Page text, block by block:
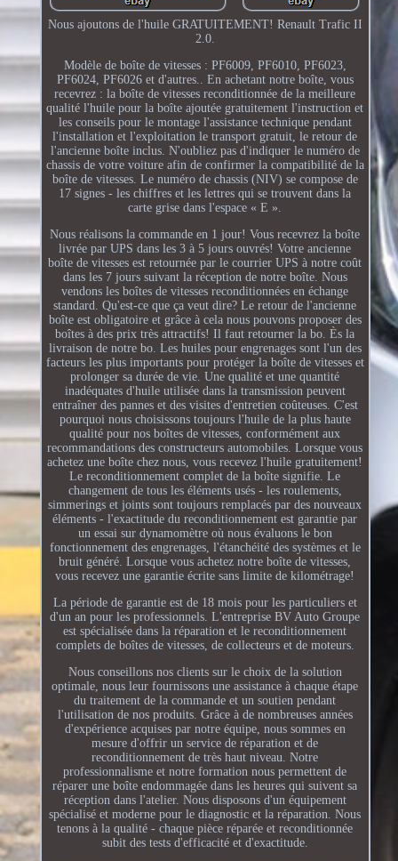
Nous ajoutons de l'huile GRATUITEMENT! Renault Trafic II
2.0.
Modèle de boîte de vitesses : PF6009, PF6010, PF6023,
PF6024, PF6026 et d'autres.. En achetant notre boîte, vous
recevrez : la boîte de vitesses reconditionnée de la meilleure
qualité l'huile pour la boîte ajoutée gratuitement l'instruction et
les conseils pour le montage l'assistance technique pendant
l'installation et l'exploitation le transport gratuit, le retour de
l'ancienne boîte inclus. N'oubliez pas d'indiquer le numéro de
chassis de votre voiture afin de confirmer la compatibilité de la
boîte de vitesses. Le numéro de chassis (NIV) se compose de
17 signes - les chiffres et les lettres qui se trouvent dans la
carte grise dans l'espace « E ».
Nous réalisons la commande en 1 jour! Vous recevrez la boîte
livrée par UPS dans les 3 à 5 jours ouvrés! Votre ancienne
boîte de vitesses est retournée par le courrier UPS à notre coût
dans les 7 jours suivant la réception de notre boîte. Nous
vendons les boîtes de vitesses reconditionnées en échange
standard. Qu'est-ce que ça veut dire? Le retour de l'ancienne
boîte est obligatoire et grâce à cela nous pouvons proposer des
boîtes à des prix très attractifs! Il faut retourner la bo. Ès la
livraison de notre bo. Les huiles pour engrenages sont l'un des
facteurs les plus importants pour protéger la boîte de vitesses et
prolonger sa durée de vie. Une qualité et une quantité
inadéquates d'huile utilisée dans la transmission peuvent
entraîner des pannes et des visites d'entretien coûteuses. C'est
pourquoi nous choisissons toujours l'huile de la plus haute
qualité pour nos boîtes de vitesses, conformément aux
recommandations des constructeurs automobiles. Lorsque vous
achetez une boîte chez nous, vous recevez l'huile gratuitement!
Le reconditionnement complet de la boîte signifie. Le
changement de tous les éléments usés - les roulements,
simmerings et joints sont toujours remplacés par des nouveaux
éléments - l'exactitude du reconditionnement est garantie par
un essai sur dynamomètre où nous évaluons le bon
fonctionnement des engrenages, l'étanchéité des systèmes et le
bruit généré. Lorsque vous achetez notre boîte de vitesses,
vous recevez une garantie écrite sans limite de kilométrage!
La période de garantie est de 18 mois pour les particuliers et
d'un an pour les professionnels. L'entreprise BV Auto Groupe
est spécialisée dans la réparation et le reconditionnement
complets de boîtes de vitesses, de collecteurs et de moteurs.
Nous conseillons nos clients sur le choix de la solution
optimale, nous leur fournissons une assistance à chaque étape
du traitement de la commande et un soutien pendant
l'utilisation de nos produits. Grâce à de nombreuses années
d'expérience acquises par notre équipe, nous sommes en
mesure d'offrir un service de réparation et de
reconditionnement de très haut niveau. Notre
professionnalisme et notre formation nous permettent de
réparer une boîte endommagée dans les heures qui suivent sa
réception dans l'atelier. Nous disposons d'un équipement
spécialisé et moderne pour le diagnostic et la réparation. Nous
tenons à la qualité - chaque pièce réparée et reconditionnée
subit des tests d'efficacité et d'exactitude.